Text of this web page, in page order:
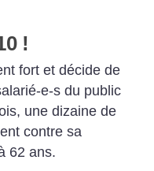
!
fort et décide de
e-s du public
une dizaine de
contre sa
62 ans.